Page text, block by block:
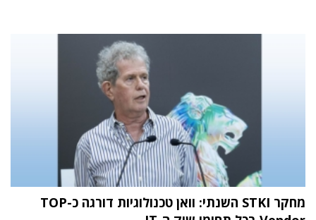
מחקר STKI השנתי: וואן טכנולוגיות דורגה כ-TOP